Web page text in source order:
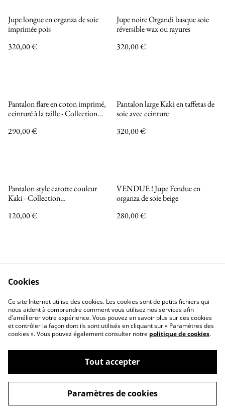
Jupe longue en organza de soie
imprimée pois
320,00 €
Jupe noire Organdi basque soie
réversible wax ou rayures
320,00 €
Pantalon flare en coton imprimé,
ceinturé à la taille - Collection
290,00 €
Pantalon large Kaki en taffetas de
soie avec ceinture
320,00 €
Pantalon style carotte couleur
Kaki - Collection
120,00 €
VENDUE ! Jupe Fendue en
organza de soie beige
280,00 €
Nous contacter
Mentions légales
Politique de confidentialité
Politique de Cookies
©2026Christiane Ducteil Couture
powered by
Cookies
Ce site Internet utilise des cookies. Les cookies sont de petits fichiers qui
nous aident à comprendre comment vous utilisez nos services afin
d'améliorer votre expérience. Vous pouvez en savoir plus sur ces cookies
et contrôler la façon dont ils sont utilisés en cliquant sur « Paramètres des
cookies ». Vous pouvez également consulter notre politique de cookies.
Tout accepter
Paramètres de cookies